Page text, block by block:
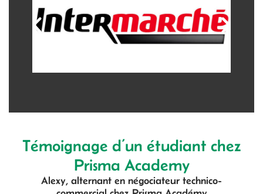
Témoignage d’un étudiant chez
Prisma Academy
Alexy, alternant en négociateur technico-